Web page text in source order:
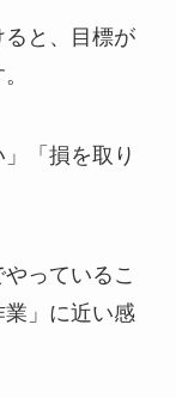
ると、目標が
「損を取り
っているこ
業」に近い感